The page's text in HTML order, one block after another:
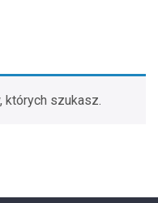
których szukasz.